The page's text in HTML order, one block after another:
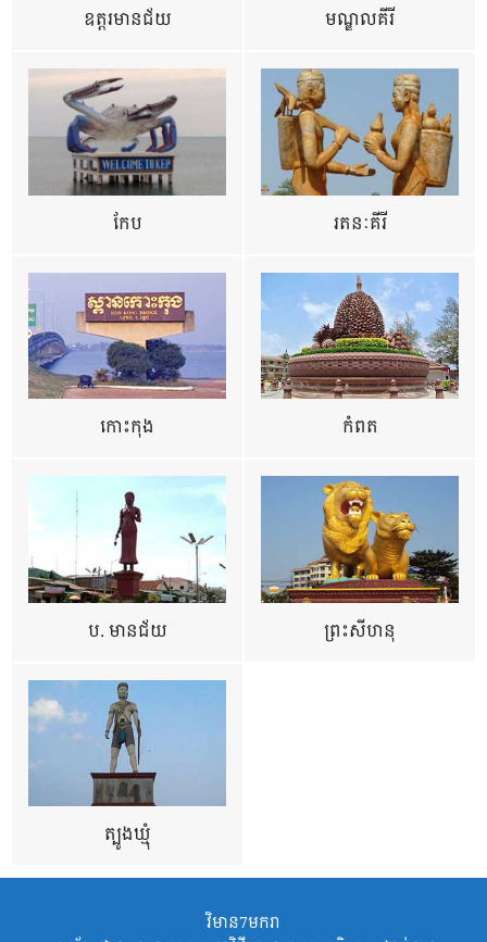
ឧត្ដរមានជ័យ មណ្ឌលគីរី
កែប រតនៈគីរី
កោះកុង កំពត
ប. មានជ័យ ព្រះសីហនុ
ត្បូងឃ្មុំ
វិមាន7មករា